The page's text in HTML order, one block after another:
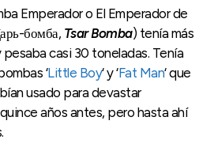
Emperador o El Emperador de
бомба, Tsar Bomba) tenía más
casi 30 toneladas. Tenía
‘Little Boy‘ y ‘Fat Man‘ que
usado para devastar
años antes, pero hasta ahí